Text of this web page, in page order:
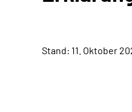
Stand: 11. Oktober